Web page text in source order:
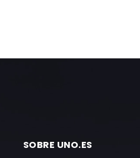
SOBRE UNO.ES